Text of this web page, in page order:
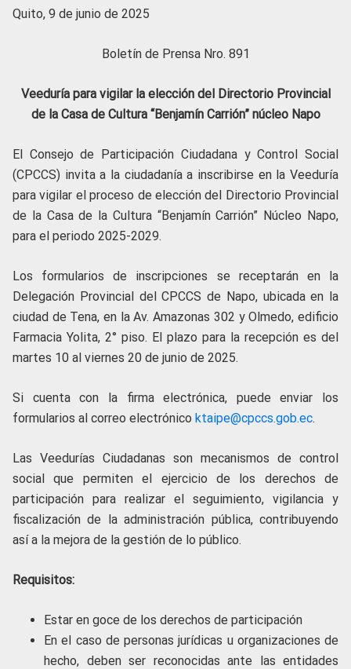
Quito, 9 de junio de 2025
Boletín de Prensa Nro. 891
Veeduría para vigilar la elección del Directorio Provincial
de la Casa de Cultura “Benjamín Carrión” núcleo Napo
El Consejo de Participación Ciudadana y Control Social
(CPCCS) invita a la ciudadanía a inscribirse en la Veeduría
para vigilar el proceso de elección del Directorio Provincial
de la Casa de la Cultura “Benjamín Carrión” Núcleo Napo,
para el periodo 2025-2029.
Los formularios de inscripciones se receptarán en la
Delegación Provincial del CPCCS de Napo, ubicada en la
ciudad de Tena, en la Av. Amazonas 302 y Olmedo, edificio
Farmacia Yolita, 2° piso. El plazo para la recepción es del
martes 10 al viernes 20 de junio de 2025.
Si cuenta con la firma electrónica, puede enviar los
formularios al correo electrónico ktaipe@cpccs.gob.ec.
Las Veedurías Ciudadanas son mecanismos de control
social que permiten el ejercicio de los derechos de
participación para realizar el seguimiento, vigilancia y
fiscalización de la administración pública, contribuyendo
así a la mejora de la gestión de lo público.
Requisitos:
Estar en goce de los derechos de participación
En el caso de personas jurídicas u organizaciones de
hecho, deben ser reconocidas ante las entidades